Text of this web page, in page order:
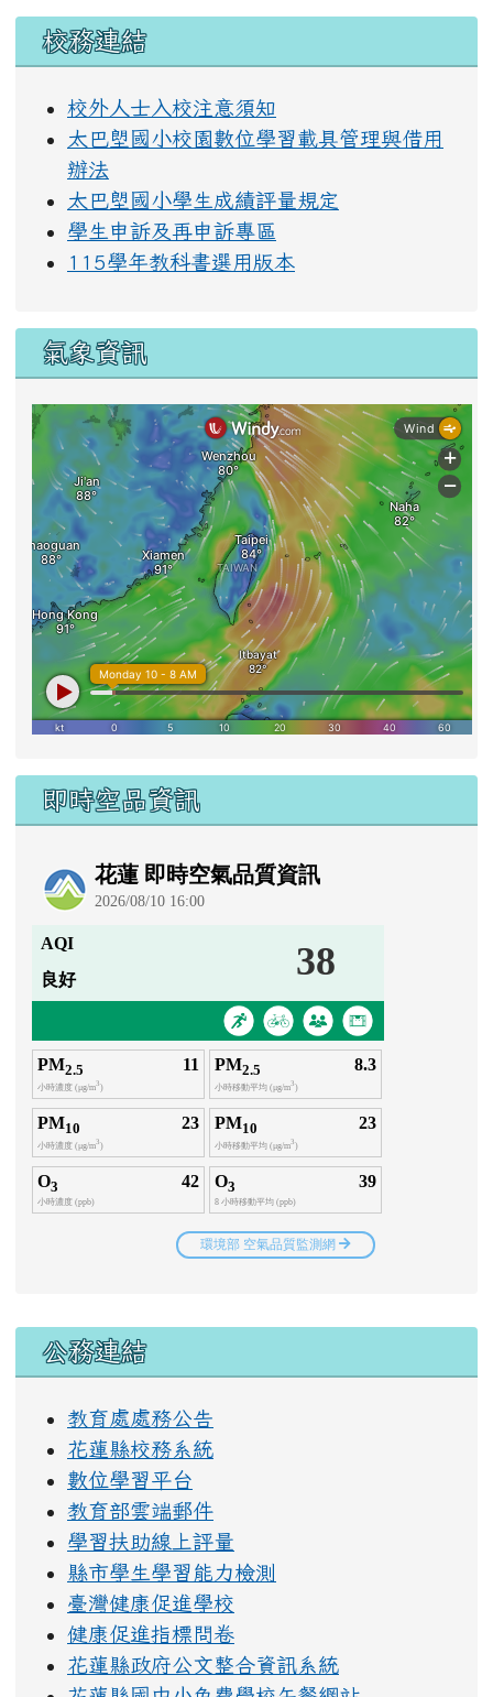
左邊區域內容
校務連結
校外人士入校注意須知
太巴塱國小校園數位學習載具管理與借用
辦法
太巴塱國小學生成績評量規定
學生申訴及再申訴專區
115學年教科書選用版本
氣象資訊
即時空品資訊
右邊區域內容
公務連結
教育處處務公告
花蓮縣校務系統
數位學習平台
教育部雲端郵件
學習扶助線上評量
縣市學生學習能力檢測
臺灣健康促進學校
健康促進指標問卷
花蓮縣政府公文整合資訊系統